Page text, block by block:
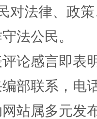
对法律、政
法公民。
论感言即表
部联系，电
站属多元发